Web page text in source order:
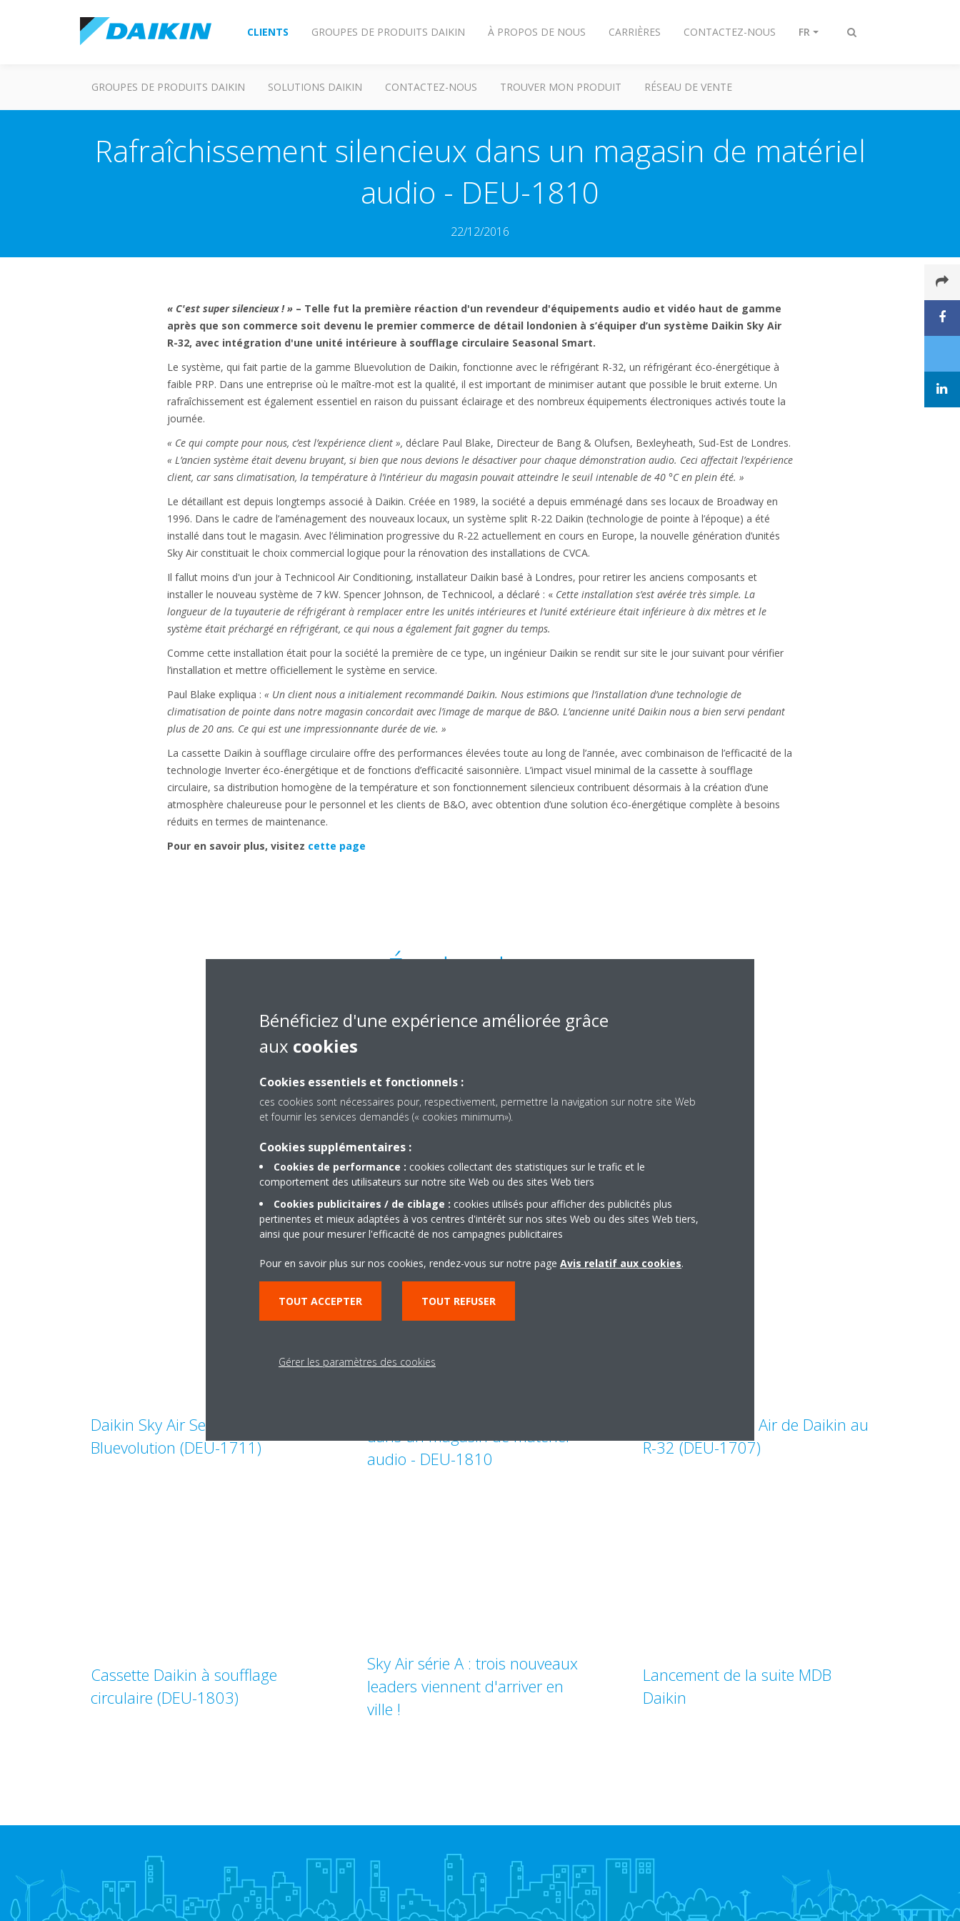
Afficher/masquer
CLIENTS GROUPES DE PRODUITS DAIKIN À PROPOS DE NOUS CARRIÈRES CONTACTEZ-NOUS FR
GROUPES DE PRODUITS DAIKIN SOLUTIONS DAIKIN CONTACTEZ-NOUS TROUVER MON PRODUIT RÉSEAU DE VENTE
Rafraîchissement silencieux dans un magasin de matériel
audio - DEU-1810
22/12/2016
« C'est super silencieux ! »– Telle fut la première réaction d'un revendeur d'équipements audio et vidéo haut de gamme
après que son commerce soit devenu le premier commerce de détail londonien à s’équiper d’un système Daikin Sky Air
R-32, avec intégration d'une unité intérieure à soufflage circulaire Seasonal Smart.
Le système, qui fait partie de la gamme Bluevolution de Daikin, fonctionne avec le réfrigérant R-32, un réfrigérant éco-énergétique à
faible PRP. Dans une entreprise où le maître-mot est la qualité, il est important de minimiser autant que possible le bruit externe. Un
rafraîchissement est également essentiel en raison du puissant éclairage et des nombreux équipements électroniques activés toute la
journée.
« Ce qui compte pour nous, c’est l’expérience client », déclare Paul Blake, Directeur de Bang & Olufsen, Bexleyheath, Sud-Est de Londres.
« L’ancien système était devenu bruyant, si bien que nous devions le désactiver pour chaque démonstration audio. Ceci affectait l’expérience
client, car sans climatisation, la température à l’intérieur du magasin pouvait atteindre le seuil intenable de 40 °C en plein été. »
Le détaillant est depuis longtemps associé à Daikin. Créée en 1989, la société a depuis emménagé dans ses locaux de Broadway en
1996. Dans le cadre de l’aménagement des nouveaux locaux, un système split R-22 Daikin (technologie de pointe à l’époque) a été
installé dans tout le magasin. Avec l’élimination progressive du R-22 actuellement en cours en Europe, la nouvelle génération d’unités
Sky Air constituait le choix commercial logique pour la rénovation des installations de CVCA.
Il fallut moins d'un jour à Technicool Air Conditioning, installateur Daikin basé à Londres, pour retirer les anciens composants et
installer le nouveau système de 7 kW. Spencer Johnson, de Technicool, a déclaré : « Cette installation s’est avérée très simple. La
longueur de la tuyauterie de réfrigérant à remplacer entre les unités intérieures et l’unité extérieure était inférieure à dix mètres et le
système était préchargé en réfrigérant, ce qui nous a également fait gagner du temps.
Comme cette installation était pour la société la première de ce type, un ingénieur Daikin se rendit sur site le jour suivant pour vérifier
l’installation et mettre officiellement le système en service.
Paul Blake expliqua : « Un client nous a initialement recommandé Daikin. Nous estimions que l’installation d’une technologie de
climatisation de pointe dans notre magasin concordait avec l’image de marque de B&O. L’ancienne unité Daikin nous a bien servi pendant
plus de 20 ans. Ce qui est une impressionnante durée de vie. »
La cassette Daikin à soufflage circulaire offre des performances élevées toute au long de l’année, avec combinaison de l’efficacité de la
technologie Inverter éco-énergétique et de fonctions d’efficacité saisonnière. L’impact visuel minimal de la cassette à soufflage
circulaire, sa distribution homogène de la température et son fonctionnement silencieux contribuent désormais à la création d’une
atmosphère chaleureuse pour le personnel et les clients de B&O, avec obtention d’une solution éco-énergétique complète à besoins
réduits en termes de maintenance.
Pour en savoir plus, visitez cette page
Études de cas
1810_Press Release_English
ZIP | 42.60MB
Articles connexes
Daikin Sky Air Seasonal Smart
Bluevolution (DEU-1711)
dans un magasin de matériel
audio - DEU-1810
Technologie Sky Air de Daikin au
R-32 (DEU-1707)
Cassette Daikin à soufflage
circulaire (DEU-1803)
Sky Air série A : trois nouveaux
leaders viennent d'arriver en
ville !
Lancement de la suite MDB
Daikin
Bénéficiez d'une expérience améliorée grâce
aux cookies
Cookies essentiels et fonctionnels :
ces cookies sont nécessaires pour, respectivement, permettre la navigation sur notre site Web
et fournir les services demandés (« cookies minimum»).
Cookies supplémentaires :
Cookies de performance : cookies collectant des statistiques sur le trafic et le
comportement des utilisateurs sur notre site Web ou des sites Web tiers
Cookies publicitaires / de ciblage : cookies utilisés pour afficher des publicités plus
pertinentes et mieux adaptées à vos centres d'intérêt sur nos sites Web ou des sites Web tiers,
ainsi que pour mesurer l'efficacité de nos campagnes publicitaires
Pour en savoir plus sur nos cookies, rendez-vous sur notre page Avis relatif aux cookies.
TOUT ACCEPTER TOUT REFUSER
Gérer les paramètres des cookies